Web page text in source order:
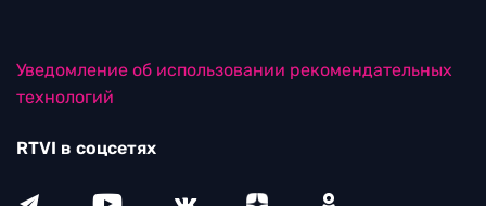
Уведомление об использовании рекомендательных
технологий
RTVI в соцсетях